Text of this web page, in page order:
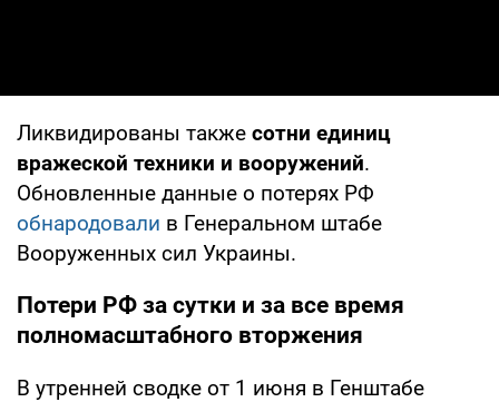
Ликвидированы также сотни единиц
вражеской техники и вооружений.
Обновленные данные о потерях РФ
обнародовали в Генеральном штабе
Вооруженных сил Украины.
Потери РФ за сутки и за все время
полномасштабного вторжения
В утренней сводке от 1 июня в Генштабе